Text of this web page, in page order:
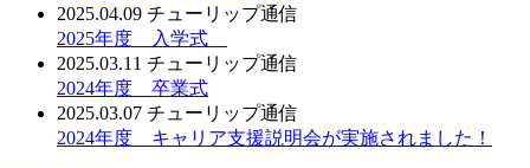
2025.04.09 チューリップ通信
2025年度 入学式
2025.03.11 チューリップ通信
2024年度 卒業式
2025.03.07 チューリップ通信
2024年度 キャリア支援説明会が実施されました！